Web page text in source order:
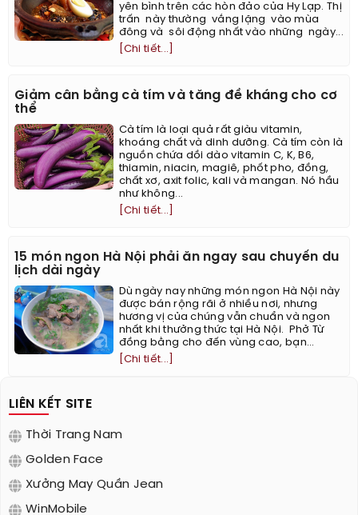
yên bình trên các hòn đảo của Hy Lạp. Thị
trấn này thường vắng lặng vào mùa
đông và sôi động nhất vào những ngày...
[Chi tiết...]
Giảm cân bằng cà tím và tăng đề kháng cho cơ
thể
Cà tím là loại quả rất giàu vitamin,
khoáng chất và dinh dưỡng. Cà tím còn là
nguồn chứa dồi dào vitamin C, K, B6,
thiamin, niacin, magiê, phốt pho, đồng,
chất xơ, axit folic, kali và mangan. Nó hầu
như không...
[Chi tiết...]
15 món ngon Hà Nội phải ăn ngay sau chuyến du
lịch dài ngày
Dù ngày nay những món ngon Hà Nội này
được bán rộng rãi ở nhiều nơi, nhưng
hương vị của chúng vẫn chuẩn và ngon
nhất khi thưởng thức tại Hà Nội. ​ Phở Từ
đồng bằng cho đến vùng cao, bạn...
[Chi tiết...]
LIÊN KẾT SITE
Thời Trang Nam
Golden Face
Xưởng May Quần Jean
WinMobile